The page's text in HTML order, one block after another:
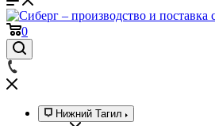
0
Нижний Тагил